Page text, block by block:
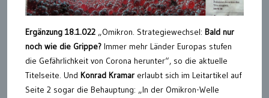
Ergänzung 18.1.022 „Omikron. Strategiewechsel: Bald nur
noch wie die Grippe? Immer mehr Länder Europas stufen
die Gefährlichkeit von Corona herunter“, so die aktuelle
Titelseite. Und Konrad Kramar erlaubt sich im Leitartikel auf
Seite 2 sogar die Behauptung: „In der Omikron-Welle